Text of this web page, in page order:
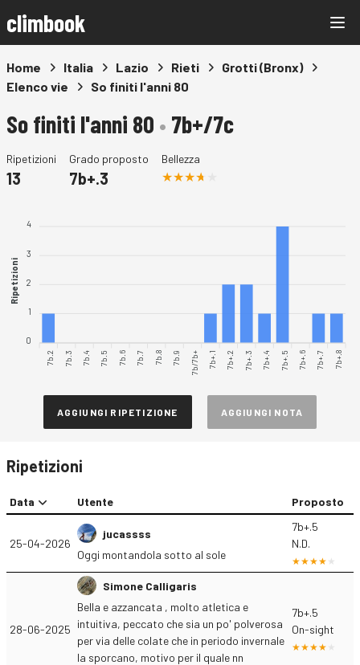
climbook
Home Italia Lazio Rieti
Grotti (Bronx)
Elenco vie
So finiti l'anni 80
So finiti l'anni 80 • 7b+/7c
Ripetizioni
13
Grado proposto
7b+.3
Bellezza
4
3
2
1
0
Ripetizioni
7b.2 7b.3 7b.4 7b.5 7b.6 7b.7 7b.8 7b.9 7b/7b+ 7b+.1 7b+.2 7b+.3 7b+.4 7b+.5 7b+.6 7b+.7 7b+.8
AGGIUNGI RIPETIZIONE AGGIUNGI NOTA
Ripetizioni
Data Utente Proposto
25-04-2026
jucassss
Oggi montandola sotto al sole
7b+.5
N.D.
28-06-2025
Simone Calligaris
Bella e azzancata , molto atletica e
intuitiva, peccato che sia un po' polverosa
per via delle colate che in periodo invernale
la sporcano, motivo per il quale nn
7b+.5
On-sight